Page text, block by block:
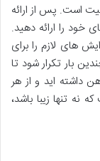
است. پس از ارائه
خود را ارائه دهید.
های لازم را برای
بار تکرار شود تا
داشته اید و از هر
تنها زیبا باشد،